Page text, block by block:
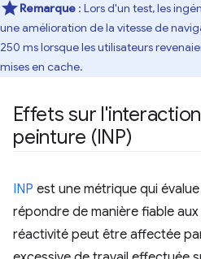
Remarque : Lors d'un test, les
une amélioration de la vitesse de
250 ms lorsque les utilisateurs
mises en cache.
Effets sur
peinture (INP)
INP est une métrique qui
répondre de manière fiable
réactivité peut être affectée